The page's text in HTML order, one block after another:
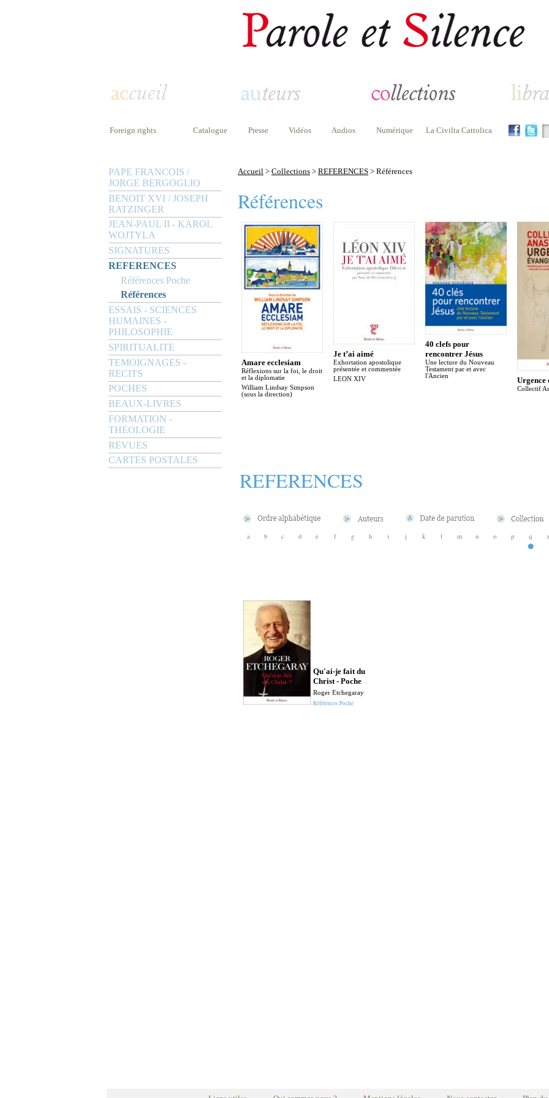
Foreign rights Catalogue Presse Vidéos Audios Numérique La Civilta Cattolica
PAPE FRANCOIS /
JORGE BERGOGLIO
BENOIT XVI / JOSEPH
RATZINGER
JEAN-PAUL II - KAROL
WOJTYLA
SIGNATURES
REFERENCES
Références Poche
Références
ESSAIS - SCIENCES
HUMAINES -
PHILOSOPHIE
SPIRITUALITE
TEMOIGNAGES -
RECITS
POCHES
BEAUX-LIVRES
FORMATION -
THEOLOGIE
REVUES
CARTES POSTALES
Accueil > Collections > REFERENCES > Références
Références
Amare ecclesiam
Réflexions sur la foi, le droit
et la diplomatie
William Lindsay Simpson
(sous la direction)
Je t’ai aimé
Exhortation apostolique
présentée et commentée
LEON XIV
40 clefs pour
rencontrer Jésus
Une lecture du Nouveau
Testament par et avec
l'Ancien
Urgence
Collectif
REFERENCES
a b c d e f g h i j k l m n o p q r
Qu'ai-je fait du
Christ - Poche
Roger Etchegaray
Références Poche